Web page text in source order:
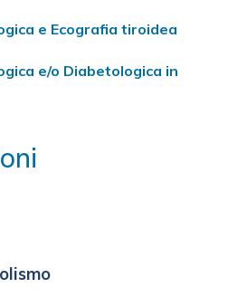
e Ecografia tiroidea
e/o Diabetologica in